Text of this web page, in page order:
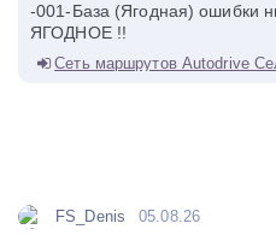
-001-База (Ягодная) ошибки
ЯГОДНОЕ !!
Сеть маршрутов Autodrive
FS_Denis 05.08.26